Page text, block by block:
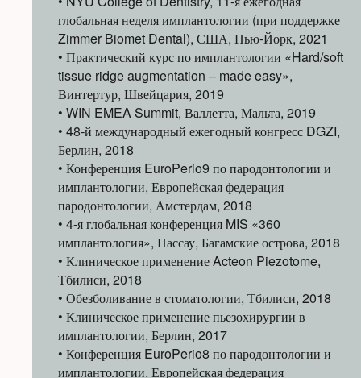
глобальная неделя имплантологии (при поддержке
Zimmer Biomet Dental), США, Нью-Йорк, 2021
• Практический курс по имплантологии «Hard/soft
tissue ridge augmentation – made easy»,
Винтертур, Швейцария, 2019
• WIN EMEA Summit, Валлетта, Мальта, 2019
• 48-й международный ежегодный конгресс DGZI,
Берлин, 2018
• Конференция EuroPerio9 по пародонтологии и
имплантологии, Европейская федерация
пародонтологии, Амстердам, 2018
• 4-я глобальная конференция MIS «360
имплантология», Нассау, Багамские острова, 2018
• Клиническое применение Acteon Piezotome,
Тбилиси, 2018
• Обезболивание в стоматологии, Тбилиси, 2018
• Клиническое применение пьезохирургии в
имплантологии, Берлин, 2017
• Конференция EuroPerio8 по пародонтологии и
имплантологии, Европейская федерация